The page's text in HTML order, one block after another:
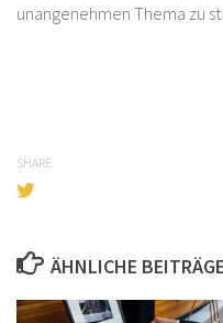
unangenehmen Thema zu
SHARE
ÄHNLICHE BEITRÄGE